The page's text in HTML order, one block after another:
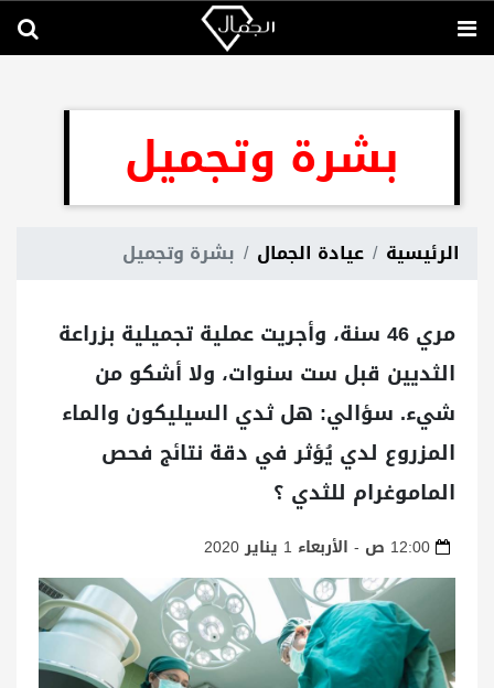
بشرة وتجميل
الرئيسية عيادة الجمال بشرة وتجميل
مري 46 سنة، وأجريت عملية تجميلية بزراعة
الثديين قبل ست سنوات، ولا أشكو من
شيء. سؤالي: هل ثدي السيليكون والماء
المزروع لدي يُؤثر في دقة نتائج فحص
الماموغرام للثدي ؟